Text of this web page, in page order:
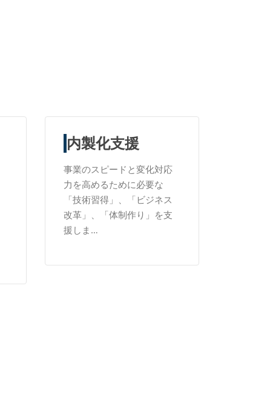
内製化支援
事業のスピードと変化対応
力を高めるために必要な
「技術習得」、「ビジネス
改革」、「体制作り」を支
援しま…